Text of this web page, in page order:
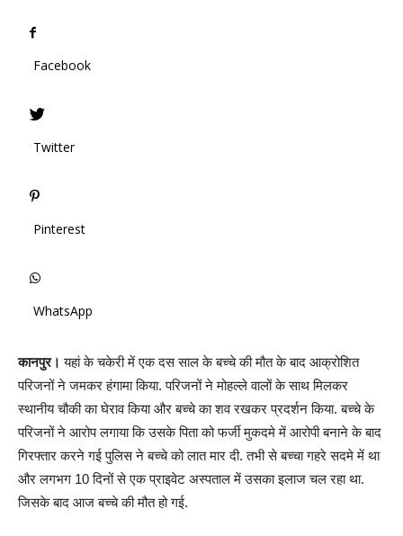
Facebook
Twitter
Pinterest
WhatsApp
कानपुर। यहां के चकेरी में एक दस साल के बच्चे की मौत के बाद आक्रोशित
परिजनों ने जमकर हंगामा किया. परिजनों ने मोहल्ले वालों के साथ मिलकर
स्थानीय चौकी का घेराव किया और बच्चे का शव रखकर प्रदर्शन किया. बच्चे के
परिजनों ने आरोप लगाया कि उसके पिता को फर्जी मुकदमे में आरोपी बनाने के बाद
गिरफ्तार करने गई पुलिस ने बच्चे को लात मार दी. तभी से बच्चा गहरे सदमे में था
और लगभग 10 दिनों से एक प्राइवेट अस्पताल में उसका इलाज चल रहा था.
जिसके बाद आज बच्चे की मौत हो गई.